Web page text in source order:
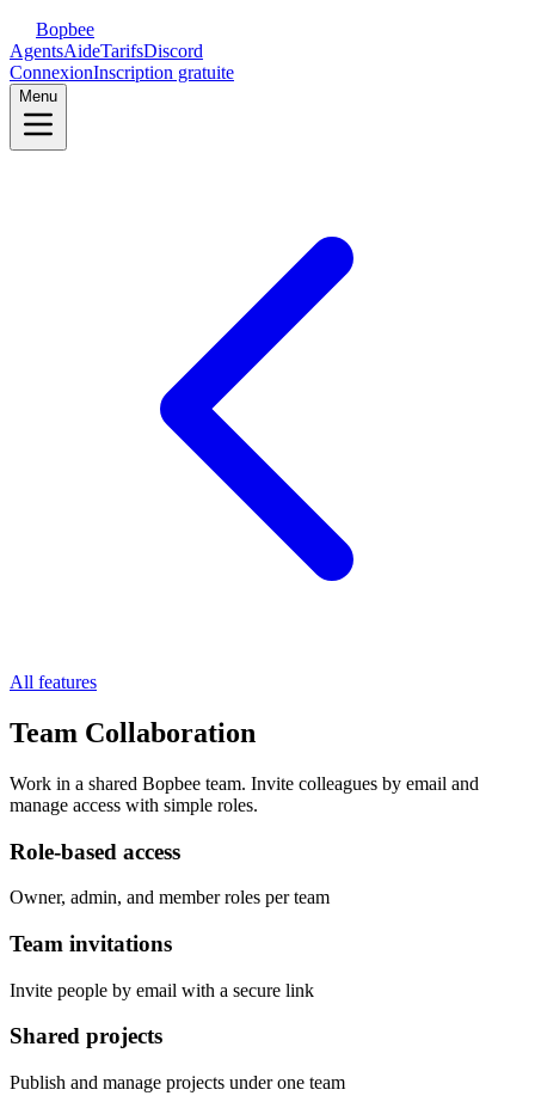
Bopbee
AgentsAideTarifsDiscord
ConnexionInscription gratuite
Menu
All features
Team Collaboration
Work in a shared Bopbee team. Invite colleagues by email and
manage access with simple roles.
Role-based access
Owner, admin, and member roles per team
Team invitations
Invite people by email with a secure link
Shared projects
Publish and manage projects under one team